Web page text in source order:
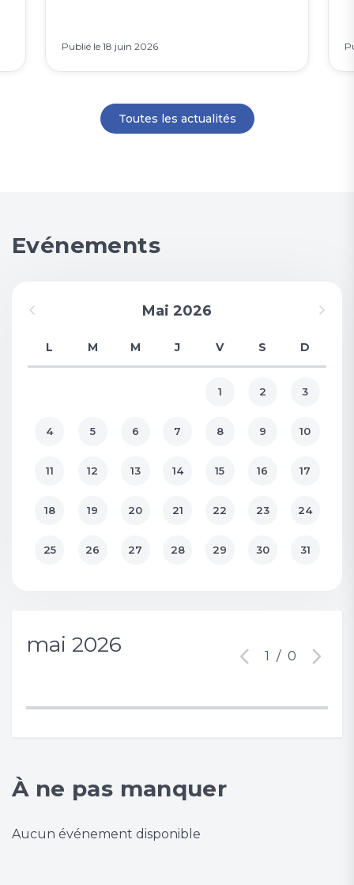
Publié le 18 juin 2026
Toutes les actualités
Evénements
Mai 2026
L M M J V S D
1 2 3
4 5 6 7 8 9 10
11 12 13 14 15 16 17
18 19 20 21 22 23 24
25 26 27 28 29 30 31
mai 2026 1 / 0
À ne pas manquer
Aucun événement disponible